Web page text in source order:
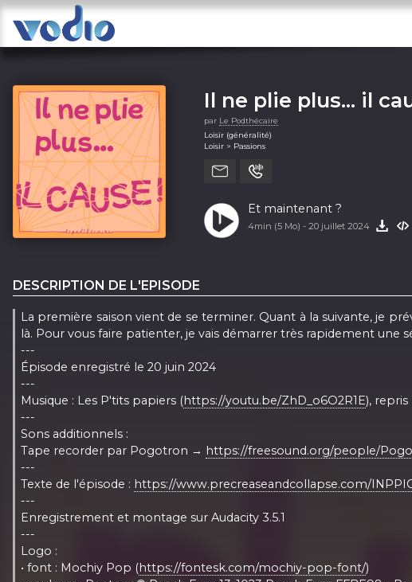
Il ne plie plus… il
par Le Podthécaire
Loisir (généralité)
Loisir > Passions
Et maintenant ?
4min (5 Mo) - 20 juillet 2024
DESCRIPTION DE L'EPISODE
La première saison vient de se terminer. Quant à la suivante, je
là. Pour vous faire patienter, je vais démarrer très rapidement une
---
Épisode enregistré le 20 juin 2024
---
Musique : Les P'tits papiers (https://youtu.be/ZhD_o6O2R1E),
---
Sons additionnels :
Tape recorder par Pogotron → https://freesound.org/people/
---
Texte de l'épisode : https://www.precreaseandcollapse.com/
---
Enregistrement et montage sur Audacity 3.5.1
---
Logo :
• font : Mochiy Pop (https://fontesk.com/mochiy-pop-font/)